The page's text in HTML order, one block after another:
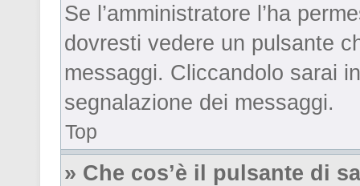
Se l’amministratore l’ha
dovresti vedere un pulsante
messaggi. Cliccandolo sarai
segnalazione dei messaggi.
Top
» Che cos’è il pulsante di